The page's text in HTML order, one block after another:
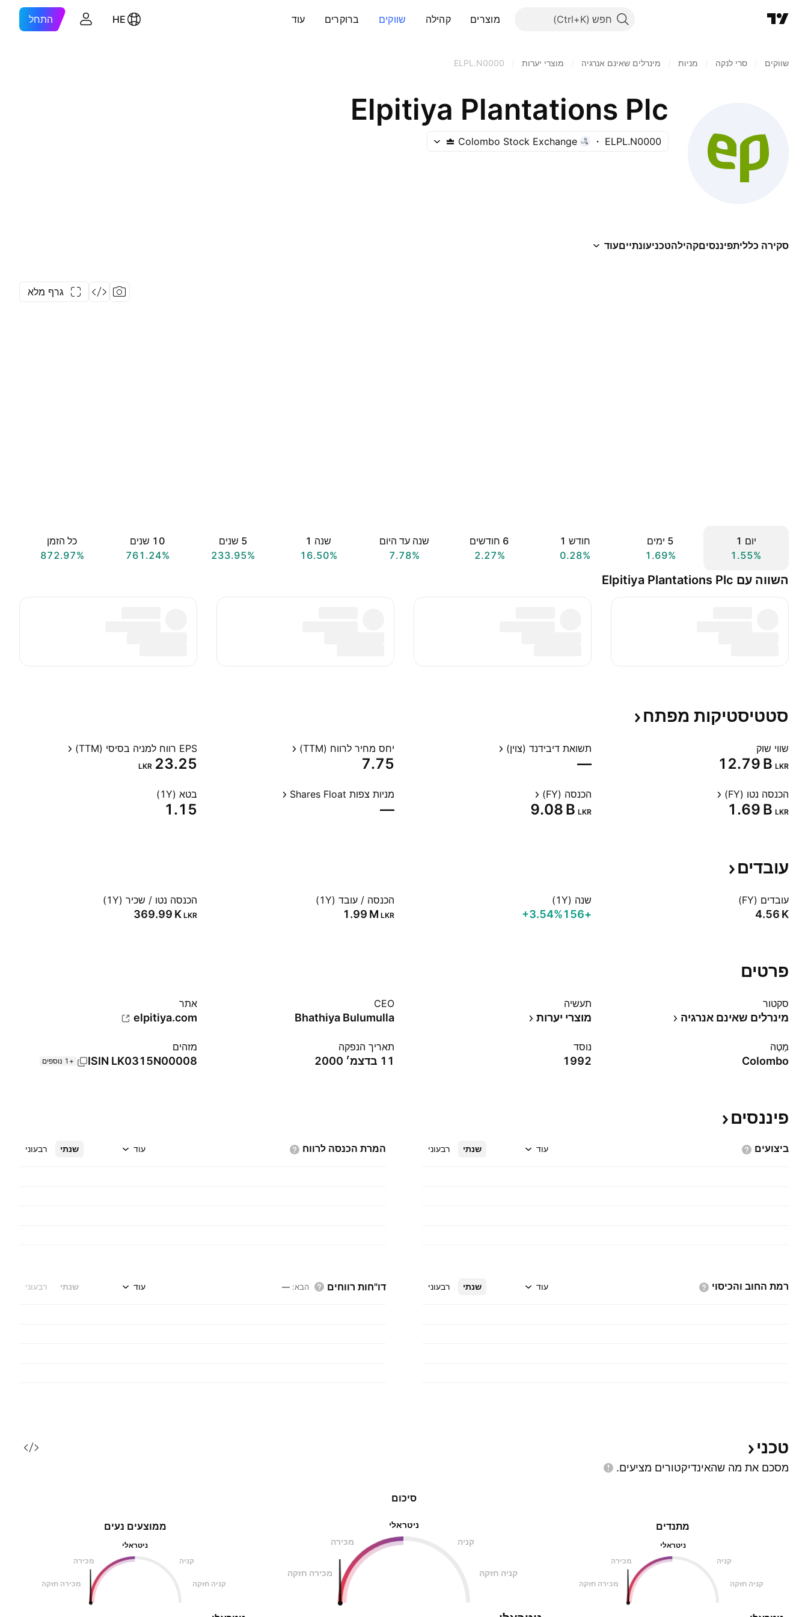
חפש מוצרים קהילה שווקים ברוקרים עוד HE התחל
שווקים סרי לנקה מניות‏ מינרלים שאינם אנרגיה מוצרי יערות ELPL.N0000
Elpitiya Plantations Plc
ELPL.N0000
Colombo Stock Exchange
סקירה כלליתפיננסיםקהילהטכניעונתייםעוד
גרף מלא
יום ‎1‎
1.55%
‎5‎ ימים
1.69%
חודש ‎1‎
0.28%
‎6‎ חודשים
2.27%
שנה עד היום
7.78%
שנה ‎1‎
16.50%
‎5‎ שנים
233.95%
‎10‎ שנים
761.24%
כל הזמן
872.97%
השווה עם Elpitiya Plantations Plc
סטטיסטיקות מפתח
שווי שוק
‪12.79 B‬ LKR
תשואת דיבידנד (צוין)
—
יחס מחיר לרווח (TTM)
7.75
EPS רווח למניה בסיסי (TTM)
23.25
LKR
הכנסה נטו (FY)
‪1.69 B‬ LKR
הכנסה (FY)
‪9.08 B‬ LKR
מניות צפות Shares Float
—
בטא (1Y)
1.15
עובדים
עובדים (FY)
‪4.56 K‬
שנה (1Y)
+156
‪+3.54%‬
הכנסה / עובד (1Y)
‪1.99 M‬ LKR
הכנסה נטו / שכיר (1Y)
‪369.99 K‬ LKR
פרטים
סקטור
מינרלים שאינם אנרגיה
תעשיה
מוצרי יערות
CEO
Bhathiya Bulumulla
אתר‏
elpitiya.com
מַטֶה
Colombo
נוסד
1992
תאריך הנפקה
11 בדצמ׳ 2000
מזהים
ISIN LK0315N00008 +1 נוספים
פיננסים
ביצועים שנתי רבעוני עוד המרת הכנסה לרווח שנתי רבעוני עוד
רמת החוב והכיסוי שנתי רבעוני עוד דו"חות רווחים הבא:
— שנתי רבעוני עוד
טכני
מסכם את מה שהאינדיקטורים מציעים.
מתנדים
ניטראלי
מכירה
קניה
מכירה חזקה קניה חזקה
סיכום
ניטראלי
מכירה
קניה
מכירה חזקה קניה חזקה
ממוצעים נעים
ניטראלי
מכירה
קניה
מכירה חזקה קניה חזקה